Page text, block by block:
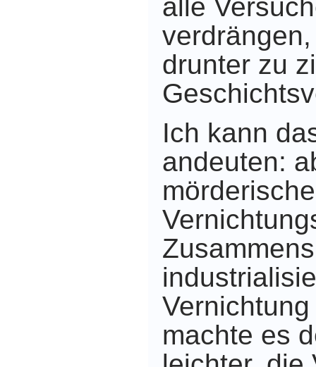
alle
drunter zu
Ich kann
andeuten:
mörderische
machte es